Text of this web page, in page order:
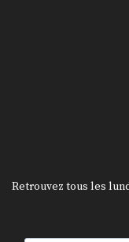
Retrouvez tous les